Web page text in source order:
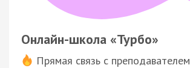
Онлайн-школа «Турбо»
Прямая связь с преподавателем